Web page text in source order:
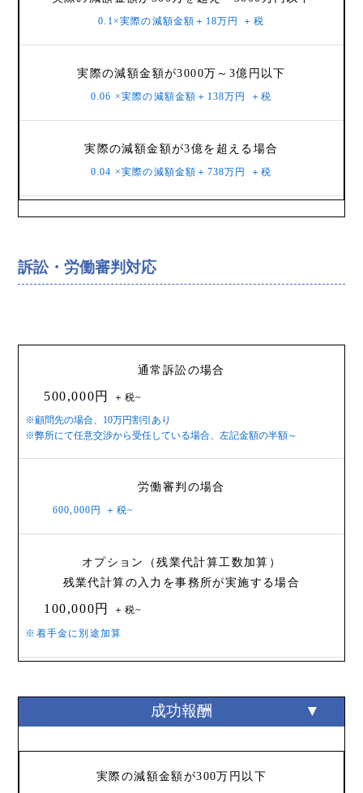
0.1×実際の減額金額＋18万円 ＋税
実際の減額金額が3000万～3億円以下
0.06 ×実際の減額金額＋138万円 ＋税
実際の減額金額が3億を超える場合
0.04 ×実際の減額金額＋738万円 ＋税
訴訟・労働審判対応
通常訴訟の場合
500,000円
＋税~
※顧問先の場合、10万円割引あり
※弊所にて任意交渉から受任している場合、左記金額の半額～
労働審判の場合
600,000円 ＋税~
オプション（残業代計算工数加算）
残業代計算の入力を事務所が実施する場合
100,000円 ＋税~
※着手金に別途加算
成功報酬
実際の減額金額が300万円以下